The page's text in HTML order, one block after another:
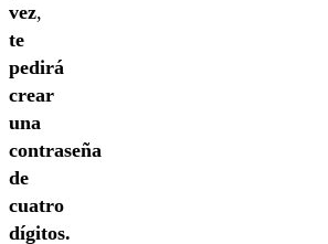
vez,
te
pedirá
crear
una
contraseña
de
cuatro
dígitos.